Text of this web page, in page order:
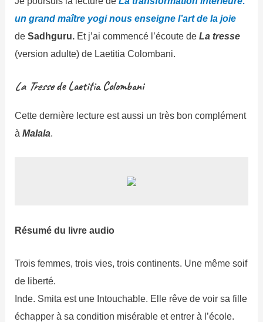
un grand maître yogi nous enseigne l’art de la joie
deSadhguru. Et j’ai commencé l’écoute deLa tresse
(version adulte) de Laetitia Colombani.
La Tressede Laetitia Colombani
Cette dernière lecture est aussi un très bon complément
àMalala.
Résumé du livre audio
Trois femmes, trois vies, trois continents. Une même soif
de liberté.
Inde. Smita est une Intouchable. Elle rêve de voir sa fille
échapper à sa condition misérable et entrer à l’école.